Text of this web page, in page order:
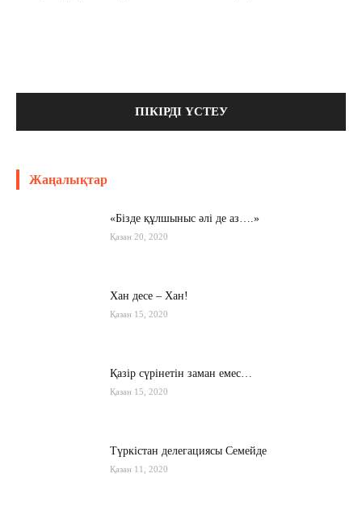
Жаңалықтар
«Бізде құлшыныс әлі де аз….»
Қазан 20, 2020
Хан десе – Хан!
Қазан 15, 2020
Қазір сүрінетін заман емес…
Қазан 15, 2020
Түркістан делегациясы Семейде
Қазан 11, 2020